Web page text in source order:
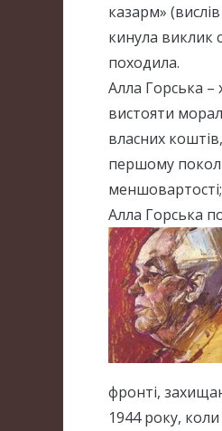
казарм»
кинула виклик
походила.
Алла Горська –
вистояти
власних
першому
Алла Горська
фронті,
1944 року,